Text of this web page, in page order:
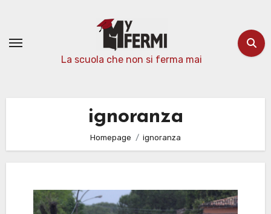
contenuto
La scuola che non si ferma mai
ignoranza
Homepage ignoranza